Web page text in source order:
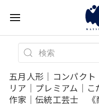
五月人形｜コンパク
リア｜プレミアム｜こ
作家｜伝統工芸士 《